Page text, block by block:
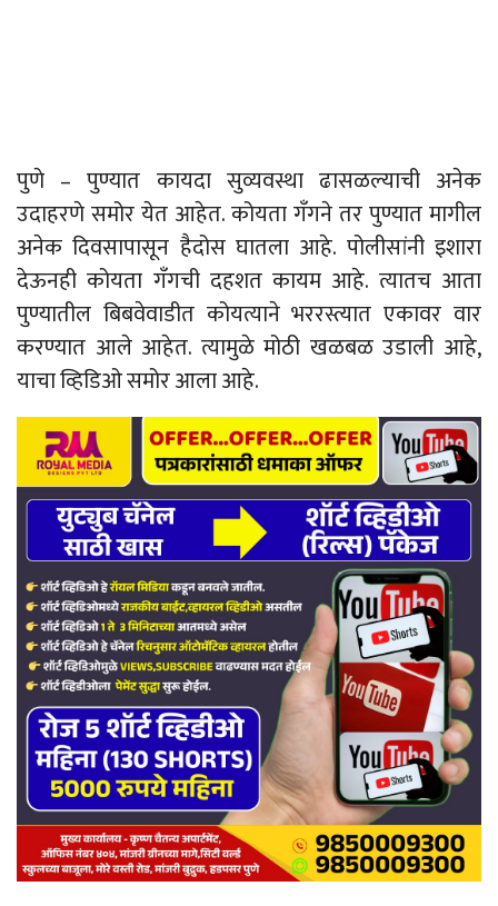
पुणे – पुण्यात कायदा सुव्यवस्था ढासळल्याची अनेक
उदाहरणे समोर येत आहेत. कोयता गँगने तर पुण्यात मागील
अनेक दिवसापासून हैदोस घातला आहे. पोलीसांनी इशारा
देऊनही कोयता गँगची दहशत कायम आहे. त्यातच आता
पुण्यातील बिबवेवाडीत कोयत्याने भररस्त्यात एकावर वार
करण्यात आले आहेत. त्यामुळे मोठी खळबळ उडाली आहे,
याचा व्हिडिओ समोर आला आहे.